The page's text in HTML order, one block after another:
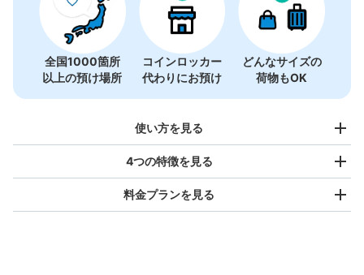
全国1000箇所
以上の預け場所
コインロッカー
代わりにお預け
どんなサイズの
荷物もOK
使い方を見る
4つの特徴を見る
料金プランを見る